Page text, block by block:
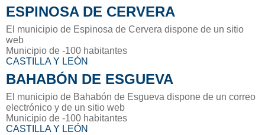
ESPINOSA DE CERVERA
El municipio de Espinosa de Cervera dispone de un sitio
web
Municipio de -100 habitantes
CASTILLA Y LEÓN
BAHABÓN DE ESGUEVA
El municipio de Bahabón de Esgueva dispone de un correo
electrónico y de un sitio web
Municipio de -100 habitantes
CASTILLA Y LEÓN